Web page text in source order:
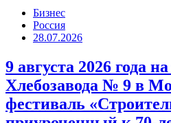
Бизнес
Россия
28.07.2026
9 августа 2026 года
Хлебозавода № 9 в
фестиваль